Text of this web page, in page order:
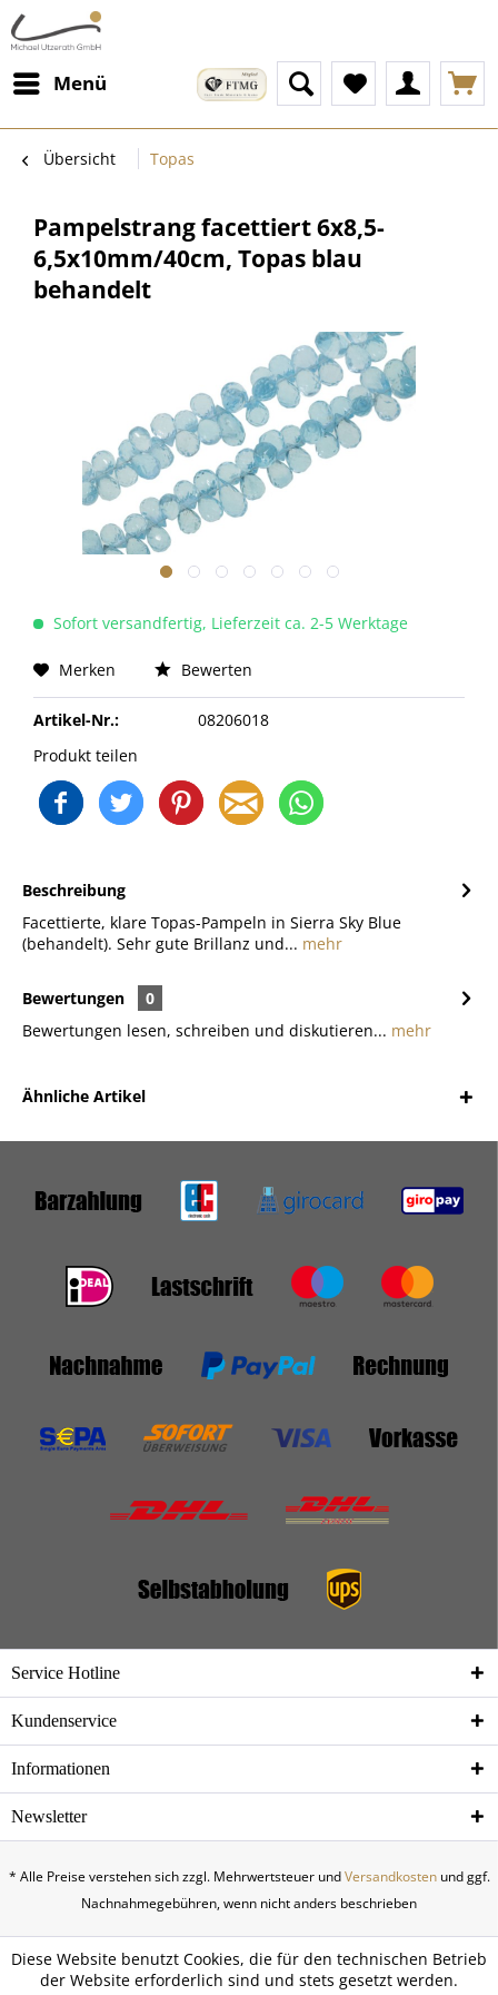
Menü
Übersicht Topas
Pampelstrang facettiert 6x8,5-
6,5x10mm/40cm, Topas blau
behandelt
Sofort versandfertig, Lieferzeit ca. 2-5 Werktage
Merken Bewerten
Artikel-Nr.:
08206018
Produkt teilen
Beschreibung
Facettierte, klare Topas-Pampeln in Sierra Sky Blue
(behandelt). Sehr gute Brillanz und... mehr
Bewertungen
0
Bewertungen lesen, schreiben und diskutieren... mehr
Ähnliche Artikel
Service Hotline
Kundenservice
Informationen
Newsletter
* Alle Preise verstehen sich zzgl. Mehrwertsteuer undVersandkostenund ggf.
Nachnahmegebühren, wenn nicht anders beschrieben
Diese Website benutzt Cookies, die für den technischen Betrieb
der Website erforderlich sind und stets gesetzt werden.